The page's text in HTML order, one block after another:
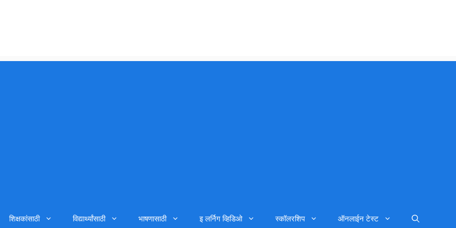
शिक्षकांसाठी विद्यार्थ्यांसाठी भाषणासाठी इ लर्निग व्हिडिओ स्कॉलरशिप ऑनलाईन टेस्ट